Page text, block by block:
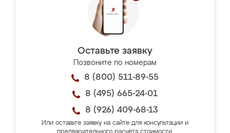
Оставьте заявку
Позвоните по номерам
8 (800) 511-89-55
8 (495) 665-24-01
8 (926) 409-68-13
Или оставьте заявку на сайте для консультации и